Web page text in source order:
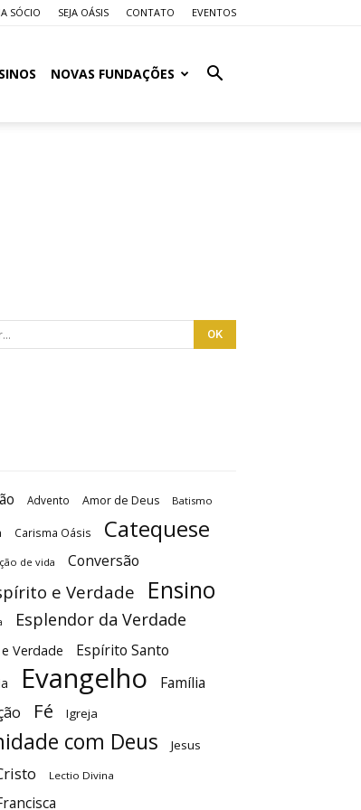
SÓCIO SEJA OÁSIS CONTATO EVENTOS
NOVAS FUNDAÇÕES
Advento Amor de Deus Batismo
Carisma Oásis Catequese
de vida Conversão
e Verdade Ensino
Esplendor da Verdade
Verdade Espírito Santo
Evangelho
Família
Fé Igreja
com Deus Jesus
Lectio Divina